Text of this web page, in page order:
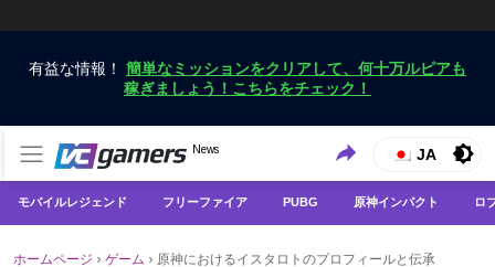
有益な情報！ 簡単なミッションをクリアして、何十万ルピアも
稼ぎましょう！こちらをチェック！
VCGamers ニュース
News
VCGamersだけで最新のゲームニュースを入手
JA
モバイルレジェンド フリーファイア PUBG 原神インパクト ロ
ホームページ › ゲーム › 原神におけるイスタロトのプロフィールと伝承